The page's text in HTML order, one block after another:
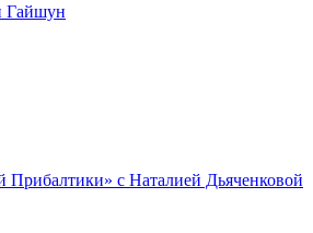
Гайшун
Прибалтики» с Наталией Дьяченковой